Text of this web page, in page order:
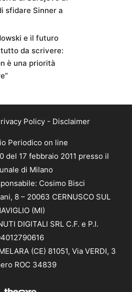
sfidare Sinner a
e il futuro
da scrivere:
è una priorità
Policy- Disclaimer
Periodico on line
del 17 febbraio 2011 presso il
di Milano
Cosimo Bisci
8 – 20063 CERNUSCO SUL
(MI)
DIGITALI SRL C.F. e P.I.
(CE) 81051, Via VERDI, 3
ROC 34839